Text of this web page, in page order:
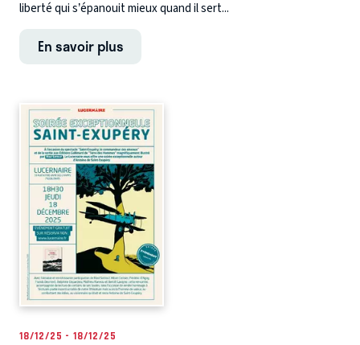
liberté qui s’épanouit mieux quand il sert...
En savoir plus
18/12/25 - 18/12/25